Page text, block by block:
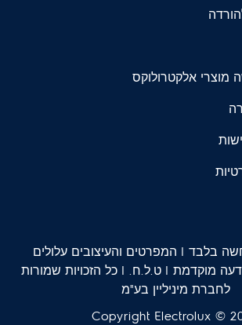
מוצרי אלקטרולוקס
בלבד | המפרטים והעיצובים עלולים
מוקדמת | ט.ל.ח. | כל הזכויות שמורות
לחברת מיניליין בע"מ
Copyright Electrolux ©